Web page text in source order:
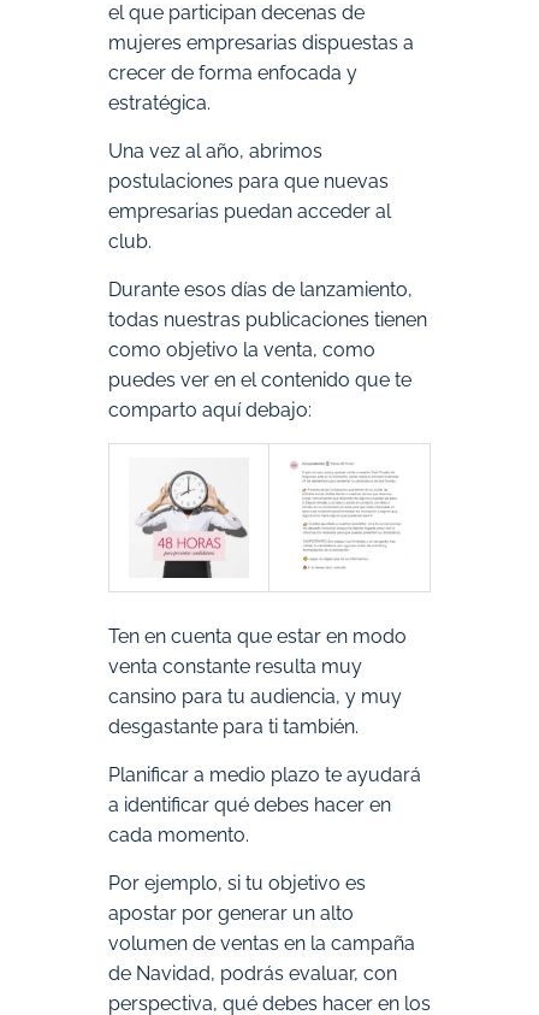
el que participan decenas de
mujeres empresarias dispuestas a
crecer de forma enfocada y
estratégica.
Una vez al año, abrimos
postulaciones para que nuevas
empresarias puedan acceder al
club.
Durante esos días de lanzamiento,
todas nuestras publicaciones tienen
como objetivo la venta, como
puedes ver en el contenido que te
comparto aquí debajo:
Ten en cuenta que estar en modo
venta constante resulta muy
cansino para tu audiencia, y muy
desgastante para ti también.
Planificar a medio plazo te ayudará
a identificar qué debes hacer en
cada momento.
Por ejemplo, si tu objetivo es
apostar por generar un alto
volumen de ventas en la campaña
de Navidad, podrás evaluar, con
perspectiva, qué debes hacer en los